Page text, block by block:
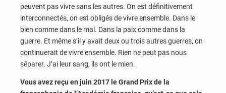
peuvent pas vivre sans les autres. On est définitivement
interconnectés, on est obligés de vivre ensemble. Dans le
bien comme dans le mal. Dans la paix comme dans la
guerre. Et même s’il y avait deux ou trois autres guerres, on
continuerait de vivre ensemble. Rien ne peut pas nous
séparer. J’ai leur sang, ils ont le mien.
Vous avez reçu en juin 2017 le Grand Prix de la